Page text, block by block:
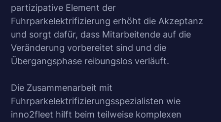
partizipative Element der
Fuhrparkelektrifizierung erhöht die Akzeptanz
und sorgt dafür, dass Mitarbeitende auf die
Veränderung vorbereitet sind und die
Übergangsphase reibungslos verläuft.
Die Zusammenarbeit mit
Fuhrparkelektrifizierungsspezialisten wie
inno2fleet hilft beim teilweise komplexen